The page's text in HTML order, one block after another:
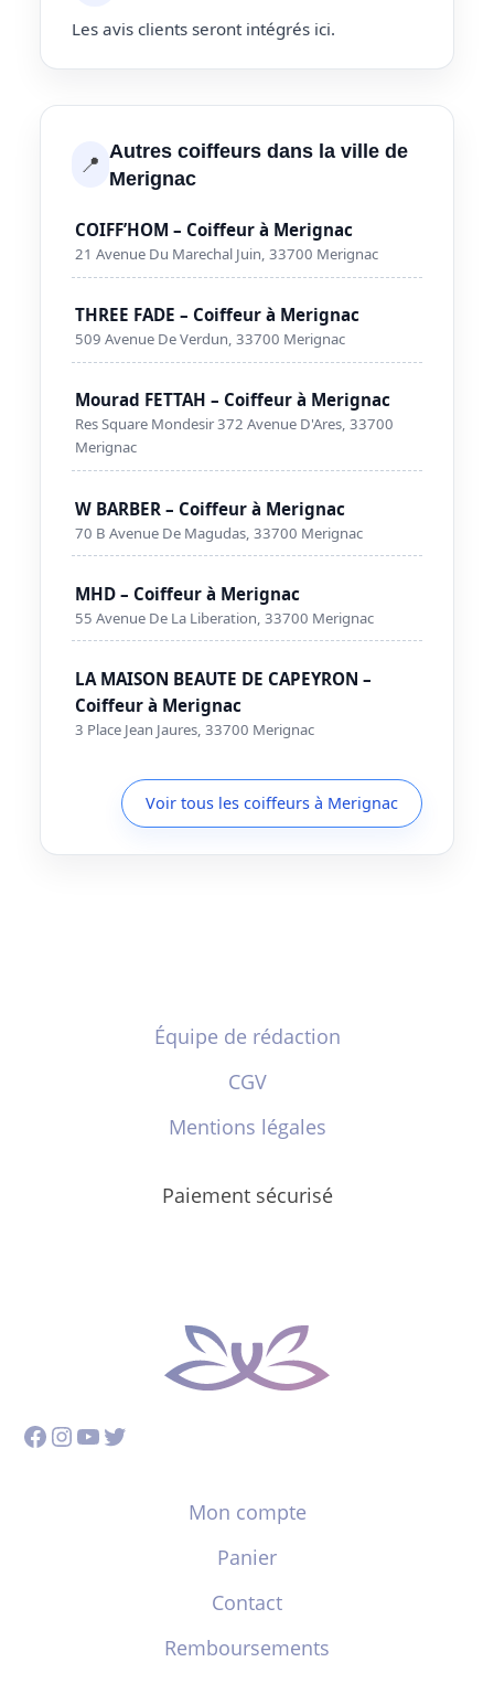
Les avis clients seront intégrés ici.
📍 Autres coiffeurs dans la ville de
Merignac
COIFF’HOM – Coiffeur à Merignac
21 Avenue Du Marechal Juin, 33700 Merignac
THREE FADE – Coiffeur à Merignac
509 Avenue De Verdun, 33700 Merignac
Mourad FETTAH – Coiffeur à Merignac
Res Square Mondesir 372 Avenue D'Ares, 33700
Merignac
W BARBER – Coiffeur à Merignac
70 B Avenue De Magudas, 33700 Merignac
MHD – Coiffeur à Merignac
55 Avenue De La Liberation, 33700 Merignac
LA MAISON BEAUTE DE CAPEYRON –
Coiffeur à Merignac
3 Place Jean Jaures, 33700 Merignac
Voir tous les coiffeurs à Merignac
Équipe de rédaction
CGV
Mentions légales
Paiement sécurisé
Facebook
Instagram
YouTube
Twitter
Mon compte
Panier
Contact
Remboursements